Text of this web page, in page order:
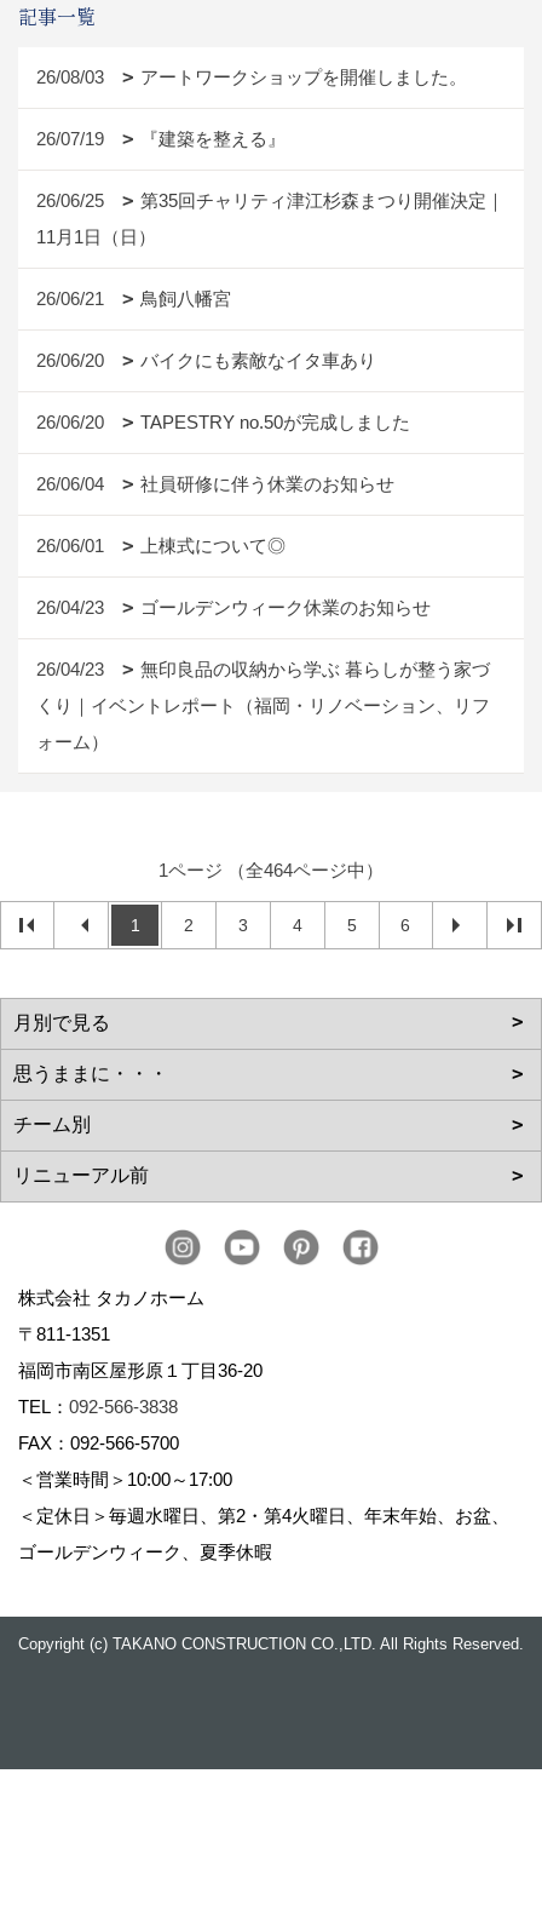
記事一覧
26/08/03 アートワークショップを開催しました。
26/07/19 『建築を整える』
26/06/25
第35回チャリティ津江杉森まつり開催決定｜
11月1日（日）
26/06/21 鳥飼八幡宮
26/06/20 バイクにも素敵なイタ車あり
26/06/20 TAPESTRY no.50が完成しました
26/06/04 社員研修に伴う休業のお知らせ
26/06/01 上棟式について◎
26/04/23 ゴールデンウィーク休業のお知らせ
26/04/23
無印良品の収納から学ぶ 暮らしが整う家づ
くり｜イベントレポート（福岡・リノベーション、リフ
ォーム）
1ページ （全464ページ中）
1 2 3 4 5 6
株式会社 タカノホーム
〒811-1351
福岡市南区屋形原１丁目36-20
TEL： 092-566-3838
FAX：092-566-5700
＜営業時間＞10:00～17:00
＜定休日＞毎週水曜日、第2・第4火曜日、年末年始、お盆、
ゴールデンウィーク、夏季休暇
Copyright (c) TAKANO CONSTRUCTION CO.,LTD. All Rights Reserved.